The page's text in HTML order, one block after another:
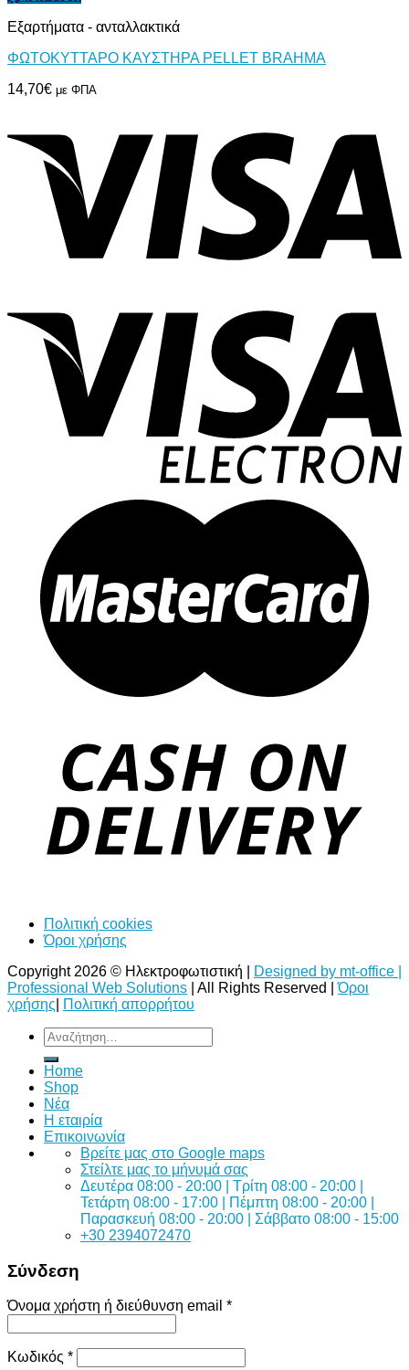
Εξαρτήματα - ανταλλακτικά
ΦΩΤΟΚΥΤΤΑΡΟ ΚΑΥΣΤΗΡΑ PELLET BRAHMA
14,70€ με ΦΠΑ
Πολιτική cookies
Όροι χρήσης
Copyright 2026 © Ηλεκτροφωτιστική |
Designed by mt-office |
Professional Web Solutions | All Rights Reserved |Όροι
χρήσης
Πολιτική απορρήτου
Αναζήτηση
για:
Home
Shop
Νέα
Η εταιρία
Επικοινωνία
Bρείτε μας στο Google maps
Στείλτε μας το μήνυμά σας
Δευτέρα 08:00 - 20:00 | Τρίτη 08:00 - 20:00 |
Τετάρτη 08:00 - 17:00 | Πέμπτη 08:00 - 20:00 |
Παρασκευή 08:00 - 20:00 | Σάββατο 08:00 - 15:00
+30 2394072470
Σύνδεση
Όνομα χρήστη ή διεύθυνση email *
Κωδικός *